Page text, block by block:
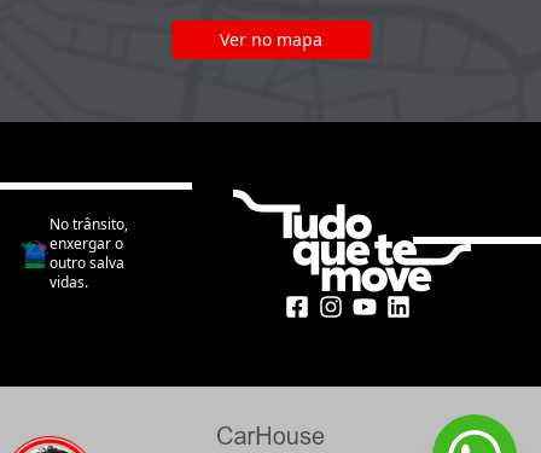
Ver no mapa
No trânsito,
enxergar o
outro salva
vidas.